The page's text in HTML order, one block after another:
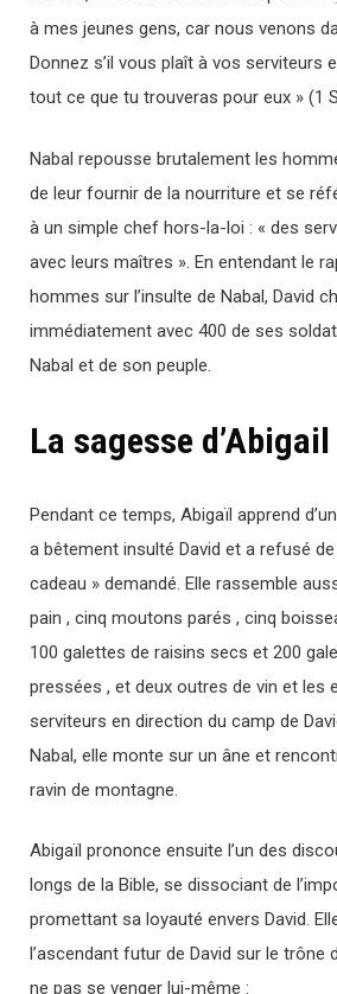
à mes jeunes gens, car nous venons
Donnez s’il vous plaît à vos serviteurs
tout ce que tu trouveras pour eux » (1
Nabal repousse brutalement les
de leur fournir de la nourriture et se
à un simple chef hors-la-loi : « des
avec leurs maîtres ». En entendant le
hommes sur l’insulte de Nabal, David
immédiatement avec 400 de ses
Nabal et de son peuple.
La sagesse d’Abigail
Pendant ce temps, Abigaïl apprend
a bêtement insulté David et a refusé
cadeau » demandé. Elle rassemble
pain , cinq moutons parés , cinq
100 galettes de raisins secs et 200
pressées , et deux outres de vin et les
serviteurs en direction du camp de
Nabal, elle monte sur un âne et
ravin de montagne.
Abigaïl prononce ensuite l’un des
longs de la Bible, se dissociant de
promettant sa loyauté envers David.
l’ascendant futur de David sur le trône
ne pas se venger lui-même :